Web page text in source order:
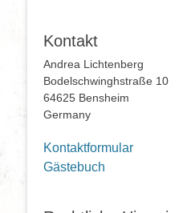
Kontakt
Andrea Lichtenberg
Bodelschwinghstraße 10
64625 Bensheim
Germany
Kontaktformular
Gästebuch